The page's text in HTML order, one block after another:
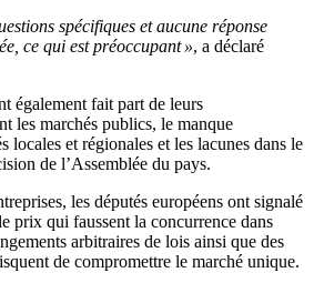
spécifiques et aucune réponse
ce qui est préoccupant », a déclaré
également fait part de leurs
les marchés publics, le manque
locales et régionales et les lacunes dans le
de l’Assemblée du pays.
les députés européens ont signalé
prix qui faussent la concurrence dans
arbitraires de lois ainsi que des
de compromettre le marché unique.